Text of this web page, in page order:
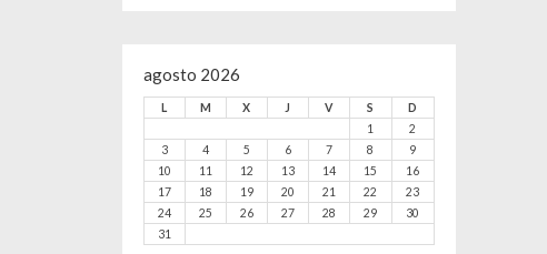
agosto 2026
L M X J V S
D
1
2
3
4 5 6 7 8
9
10
11 12 13 14 15
16
17
18 19 20 21 22
23
24
25 26 27 28 29
30
31